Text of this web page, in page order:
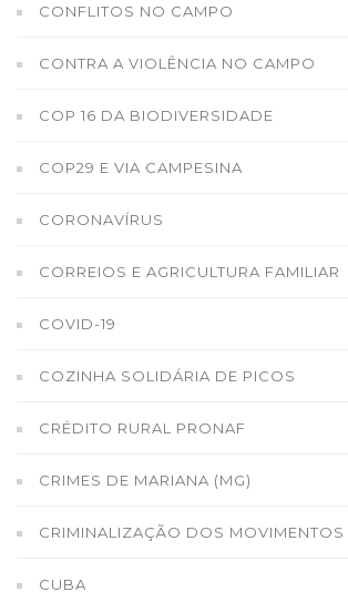
CONFLITOS NO CAMPO
CONTRA A VIOLÊNCIA NO CAMPO
COP 16 DA BIODIVERSIDADE
COP29 E VIA CAMPESINA
CORONAVÍRUS
CORREIOS E AGRICULTURA FAMILIAR
COVID-19
COZINHA SOLIDÁRIA DE PICOS
CRÉDITO RURAL PRONAF
CRIMES DE MARIANA (MG)
CRIMINALIZAÇÃO DOS MOVIMENTOS
CUBA